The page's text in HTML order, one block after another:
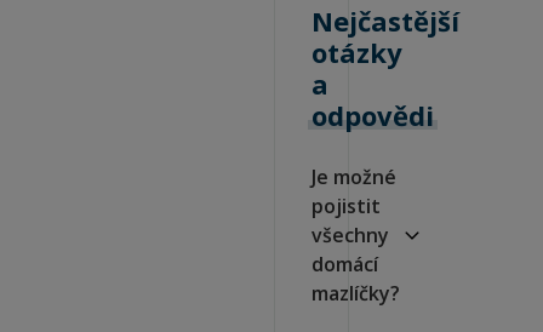
Nejčastější
otázky
a
odpovědi
Je možné
pojistit
všechny
domácí
mazlíčky?